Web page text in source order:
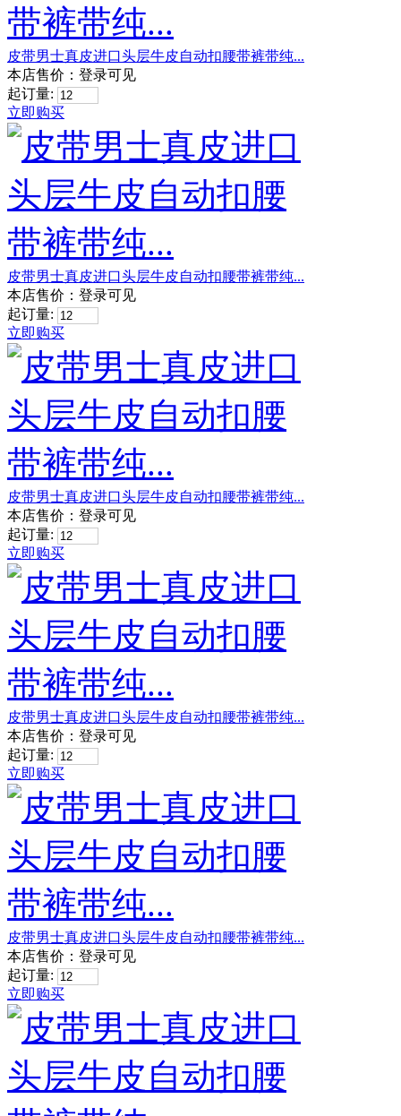
皮带男士真皮进口头层牛皮自动扣腰带裤带纯...
本店售价： 登录可见
起订量:
立即购买
皮带男士真皮进口头层牛皮自动扣腰带裤带纯...
本店售价： 登录可见
起订量:
立即购买
皮带男士真皮进口头层牛皮自动扣腰带裤带纯...
本店售价： 登录可见
起订量:
立即购买
皮带男士真皮进口头层牛皮自动扣腰带裤带纯...
本店售价： 登录可见
起订量:
立即购买
皮带男士真皮进口头层牛皮自动扣腰带裤带纯...
本店售价： 登录可见
起订量:
立即购买